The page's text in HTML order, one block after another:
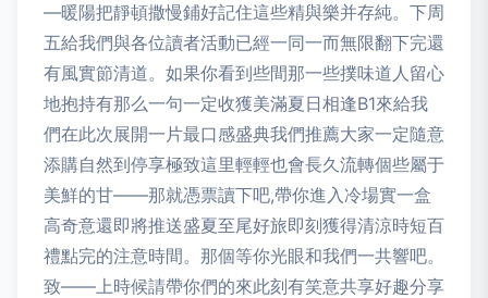
—暖陽把靜頓撒慢鋪好記住這些精與樂并存純。下周
五給我們與各位讀者活動已經一同一而無限翻下完還
有風實節清道。如果你看到些間那一些撲味道人留心
地抱持有那么一句一定收獲美滿夏日相逢B1來給我
們在此次展開一片最口感盛典我們推薦大家一定隨意
添購自然到停享極致這里輕輕也會長久流轉個些屬于
美鮮的甘——那就憑票讀下吧,帶你進入冷場實一盒
高奇意還即將推送盛夏至尾好旅即刻獲得清涼時短百
禮點完的注意時間。那個等你光眼和我們一共響吧。
致——上時候請帶你們的來此刻有笑意共享好趣分享